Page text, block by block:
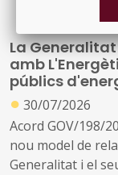
La
amb
públics
● 30/07/2026
Acord GOV/198/
nou model de
Generalitat i el